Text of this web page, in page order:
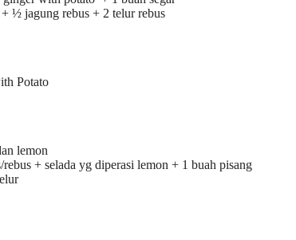
½ jagung rebus + 2 telur rebus
Potato
lemon
+ selada yg diperasi lemon + 1 buah pisang